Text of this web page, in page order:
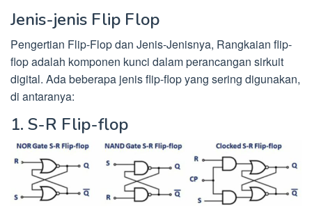
Jenis-jenis Flip Flop
Pengertian Flip-Flop dan Jenis-Jenisnya, Rangkaian flip-
flop adalah komponen kunci dalam perancangan sirkuit
digital. Ada beberapa jenis flip-flop yang sering digunakan,
di antaranya:
1. S-R Flip-flop